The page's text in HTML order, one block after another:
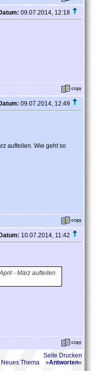
09.07.2014, 12:18
09.07.2014, 12:49
aufteilen. Wie geht so
Datum: 10.07.2014, 11:42
- März aufteilen.
Seite Drucken
Neues Thema
»Antworten«